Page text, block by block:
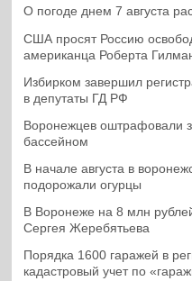
О погоде днем 7 августа
США просят Россию
американца Роберта
Избирком завершил
в депутаты ГД РФ
Воронежцев оштрафовали
бассейном
В начале августа в
подорожали огурцы
В Воронеже на 8 млн
Сергея Жеребятьева
Порядка 1600 гаражей в
кадастровый учет по